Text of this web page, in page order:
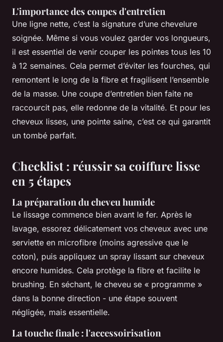
L'importance des coupes d'entretien
Une ligne nette, c’est la signature d’une chevelure
soignée. Même si vous voulez garder vos longueurs,
il est essentiel de venir couper les pointes tous les 10
à 12 semaines. Cela permet d’éviter les fourches, qui
remontent le long de la fibre et fragilisent l’ensemble
de la masse. Une coupe d’entretien bien faite ne
raccourcit pas, elle redonne de la vitalité. Et pour les
cheveux lisses, une pointe saine, c’est ce qui garantit
un tombé parfait.
Checklist : réussir sa coiffure lisse
en 5 étapes
La préparation du cheveu humide
Le lissage commence bien avant le fer. Après le
lavage, essorez délicatement vos cheveux avec une
serviette en microfibre (moins agressive que le
coton), puis appliquez un spray lissant sur cheveux
encore humides. Cela protège la fibre et facilite le
brushing. En séchant, le cheveu se « programme »
dans la bonne direction - une étape souvent
négligée, mais essentielle.
La touche finale : l'accessoirisation